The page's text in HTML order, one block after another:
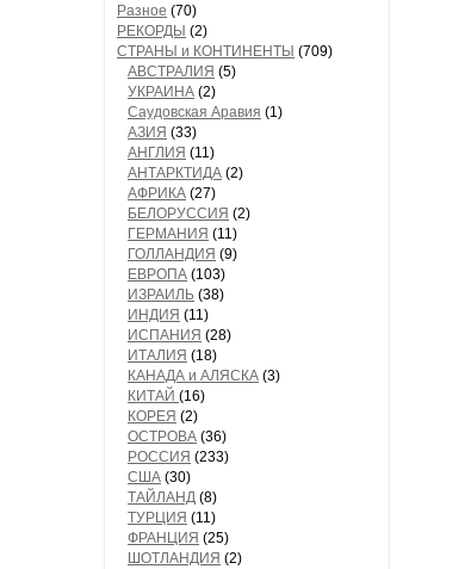
Разное (70)
РЕКОРДЫ (2)
СТРАНЫ и КОНТИНЕНТЫ (709)
АВСТРАЛИЯ (5)
УКРАИНА (2)
Саудовская Аравия (1)
АЗИЯ (33)
АНГЛИЯ (11)
АНТАРКТИДА (2)
АФРИКА (27)
БЕЛОРУССИЯ (2)
ГЕРМАНИЯ (11)
ГОЛЛАНДИЯ (9)
ЕВРОПА (103)
ИЗРАИЛЬ (38)
ИНДИЯ (11)
ИСПАНИЯ (28)
ИТАЛИЯ (18)
КАНАДА и АЛЯСКА (3)
КИТАЙ (16)
КОРЕЯ (2)
ОСТРОВА (36)
РОССИЯ (233)
США (30)
ТАЙЛАНД (8)
ТУРЦИЯ (11)
ФРАНЦИЯ (25)
ШОТЛАНДИЯ (2)